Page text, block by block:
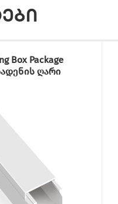
Box Package
ღარი